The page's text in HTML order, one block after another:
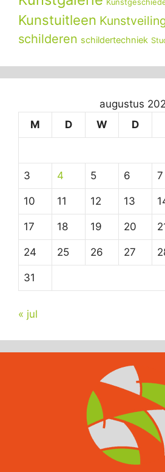
Kunstuitleen
schilderen schildertechniek
augustus
M
D W D
3 4 5 6 7
10 11 12 13
17 18 19 20
24 25 26 27
31
« jul